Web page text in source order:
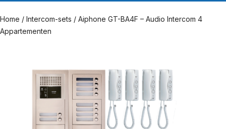
Home / Intercom-sets / Aiphone GT-BA4F – Audio Intercom 4
Appartementen